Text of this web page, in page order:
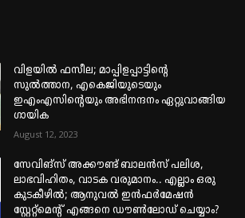
വിളയിൽ ഫസീല; മാപ്പിളപ്പാട്ടിന്റെ
സുൽത്താന, എകെജിയുടെയും
ഇഎംഎസിന്റെയും അഭിനന്ദനം ഏറ്റുവാങ്ങിയ
ഗായിക
August 12, 2023
സേവിങ്സ് അക്കൗണ്ട് ബാലൻസ് പലിശ,
ലാഭവിഹിതം, വാടക വരുമാനം.. എല്ലാം ഒരു
കുടകീഴിൽ; ആനുവൽ ഇൻഫർമേഷൻ
സ്റ്റേറ്റ്മെന്റ് എങ്ങനെ ഡൗൺലോഡ് ചെയ്യാം?